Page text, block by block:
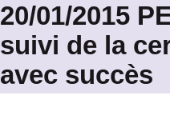
20/01/2015
suivi de la
avec succès